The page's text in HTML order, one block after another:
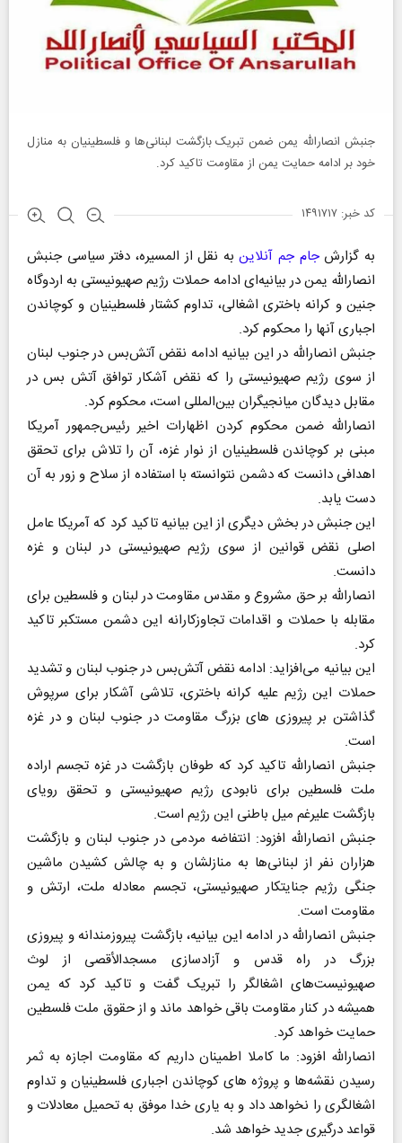
جنبش انصارالله یمن ضمن تبریک بازگشت لبنانی‌ها و فلسطینیان به منازل
خود بر ادامه حمایت یمن از مقاومت تاکید کرد.
کد خبر: ۱۴۹۱۷۱۷
به گزارشجام جم آنلاینبه نقل از المسیره، دفتر سیاسی جنبش
انصارالله یمن در بیانیه‌ای ادامه حملات رژیم صهیونیستی به اردوگاه
جنین و کرانه باختری اشغالی، تداوم کشتار فلسطینیان و کوچاندن
اجباری آنها را محکوم کرد.
جنبش انصارالله در این بیانیه ادامه نقض آتش‌بس در جنوب لبنان
از سوی رژیم صهیونیستی را که نقض آشکار توافق آتش بس در
مقابل دیدگان میانجیگران بین‌المللی است، محکوم کرد.
انصارالله ضمن محکوم کردن اظهارات اخیر رئیس‌جمهور آمریکا
مبنی بر کوچاندن فلسطینیان از نوار غزه، آن را تلاش برای تحقق
اهدافی دانست که دشمن نتوانسته با استفاده از سلاح و زور به آن
دست یابد.
این جنبش در بخش دیگری از این بیانیه تاکید کرد که آمریکا عامل
اصلی نقض قوانین از سوی رژیم صهیونیستی در لبنان و غزه
دانست.
انصارالله بر حق مشروع و مقدس مقاومت در لبنان و فلسطین برای
مقابله با حملات و اقدامات تجاوزکارانه این دشمن مستکبر تاکید
کرد.
این بیانیه می‌افزاید: ادامه نقض آتش‌بس در جنوب لبنان و تشدید
حملات این رژیم علیه کرانه باختری، تلاشی آشکار برای سرپوش
گذاشتن بر پیروزی های بزرگ مقاومت در جنوب لبنان و در غزه
است.
جنبش انصارالله تاکید کرد که طوفان بازگشت در غزه تجسم اراده
ملت فلسطین برای نابودی رژیم صهیونیستی و تحقق رویای
بازگشت علیرغم میل باطنی این رژیم است.
جنبش انصارالله افزود: انتفاضه مردمی در جنوب لبنان و بازگشت
هزاران نفر از لبنانی‌ها به منازلشان و به چالش کشیدن ماشین
جنگی رژیم جنایتکار صهیونیستی، تجسم معادله ملت، ارتش و
مقاومت است.
جنبش انصارالله در ادامه این بیانیه، بازگشت پیروزمندانه و پیروزی
بزرگ در راه قدس و آزادسازی مسجدالأقصی از لوث
صهیونیست‌های اشغالگر را تبریک گفت و تاکید کرد که یمن
همیشه در کنار مقاومت باقی خواهد ماند و از حقوق ملت فلسطین
حمایت خواهد کرد.
انصارالله افزود: ما کاملا اطمینان داریم که مقاومت اجازه به ثمر
رسیدن نقشه‌ها و پروژه های کوچاندن اجباری فلسطینیان و تداوم
اشغالگری را نخواهد داد و به یاری خدا موفق به تحمیل معادلات و
قواعد درگیری جدید خواهد شد.